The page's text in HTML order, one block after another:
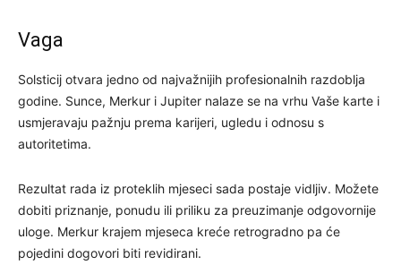
Vaga
Solsticij otvara jedno od najvažnijih profesionalnih razdoblja
godine. Sunce, Merkur i Jupiter nalaze se na vrhu Vaše karte i
usmjeravaju pažnju prema karijeri, ugledu i odnosu s
autoritetima.
Rezultat rada iz proteklih mjeseci sada postaje vidljiv. Možete
dobiti priznanje, ponudu ili priliku za preuzimanje odgovornije
uloge. Merkur krajem mjeseca kreće retrogradno pa će
pojedini dogovori biti revidirani.